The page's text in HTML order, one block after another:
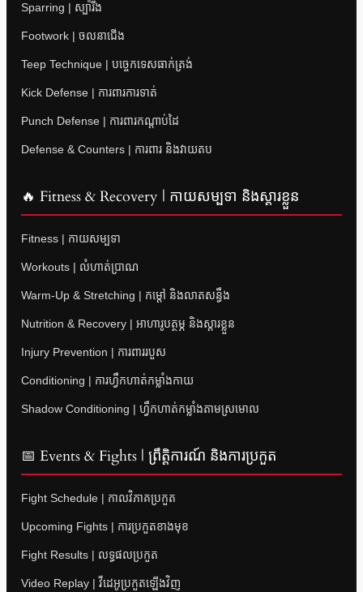
Sparring | ស្ប៉ារីង
Footwork | ចលនាជើង
Teep Technique | បច្ចេកទេសធាក់ត្រង់
Kick Defense | ការពារការទាត់
Punch Defense | ការពារកណ្តាប់ដៃ
Defense & Counters | ការពារ និងវាយតប
🔥 Fitness & Recovery | កាយសម្បទា និងស្តារខ្លួន
Fitness | កាយសម្បទា
Workouts | លំហាត់ប្រាណ
Warm-Up & Stretching | កម្តៅ និងលាតសន្ធឹង
Nutrition & Recovery | អាហារូបត្ថម្ភ និងស្តារខ្លួន
Injury Prevention | ការពាររបួស
Conditioning | ការហ្វឹកហាត់កម្លាំងកាយ
Shadow Conditioning | ហ្វឹកហាត់កម្លាំងតាមស្រមោល
📅 Events & Fights | ព្រឹត្តិការណ៍ និងការប្រកួត
Fight Schedule | កាលវិភាគប្រកួត
Upcoming Fights | ការប្រកួតខាងមុខ
Fight Results | លទ្ធផលប្រកួត
Video Replay | វីដេអូប្រកួតឡើងវិញ